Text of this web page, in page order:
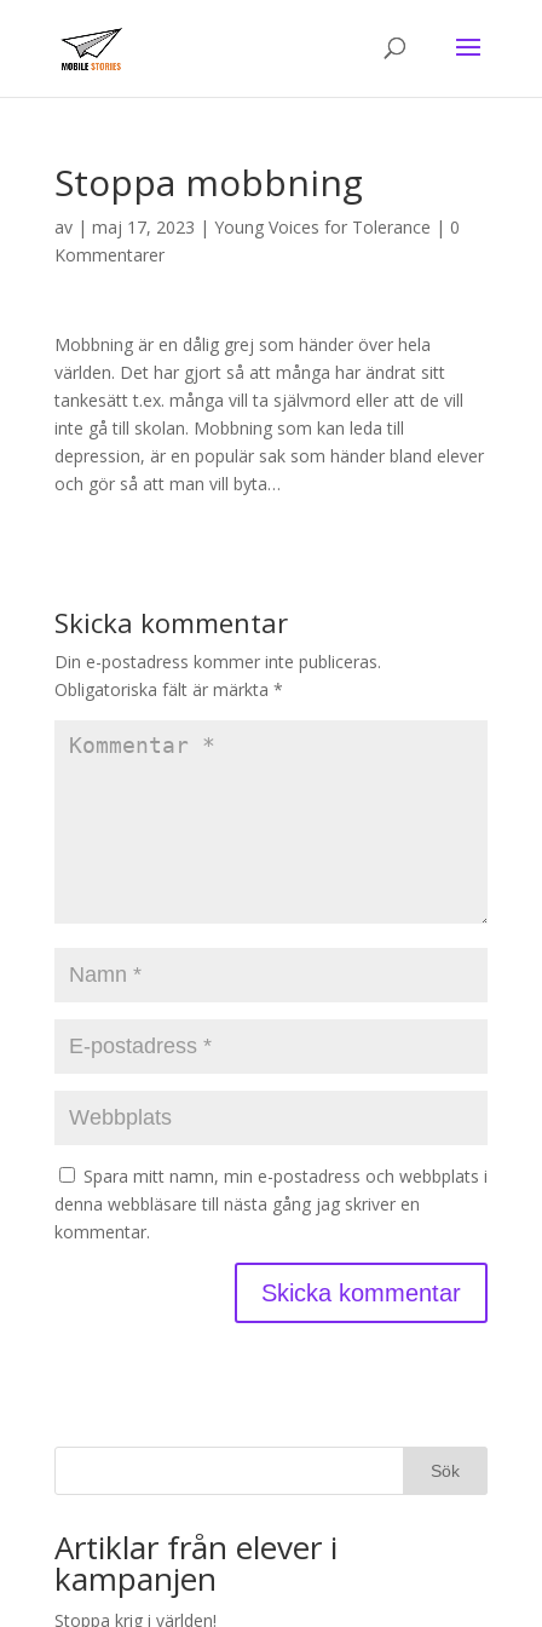
Stoppa mobbning
av | maj 17, 2023 | Young Voices for Tolerance | 0
Kommentarer
Mobbning är en dålig grej som händer över hela
världen. Det har gjort så att många har ändrat sitt
tankesätt t.ex. många vill ta självmord eller att de vill
inte gå till skolan. Mobbning som kan leda till
depression, är en populär sak som händer bland elever
och gör så att man vill byta…
Skicka kommentar
Din e-postadress kommer inte publiceras.
Obligatoriska fält är märkta *
Spara mitt namn, min e-postadress och webbplats i
denna webbläsare till nästa gång jag skriver en
kommentar.
Artiklar från elever i
kampanjen
Stoppa krig i världen!